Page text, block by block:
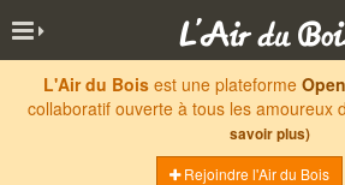
L'Air du Boisest une plateforme
collaboratif ouverte à tous les amoureux
savoir plus)
Rejoindre l'Air du Bois